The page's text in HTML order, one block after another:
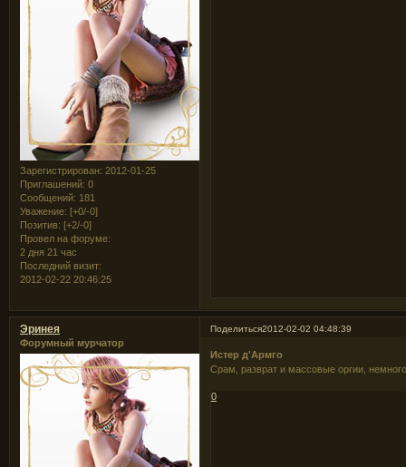
Зарегистрирован: 2012-01-25
Приглашений: 0
Сообщений: 181
Уважение: [+0/-0]
Позитив: [+2/-0]
Провел на форуме:
2 дня 21 час
Последний визит:
2012-02-22 20:46:25
Поделиться2012-02-02 04:48:39
Эринея
Форумный мурчатор
Истер д'Армго
Срам, разврат и массовые оргии,
0